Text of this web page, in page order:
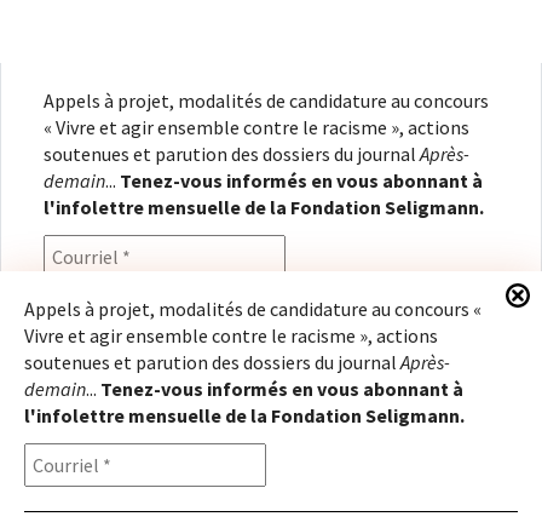
Appels à projet, modalités de candidature au concours
« Vivre et agir ensemble contre le racisme », actions
soutenues et parution des dossiers du journal Après-
demain... Tenez-vous informés en vous abonnant à
l'infolettre mensuelle de la Fondation Seligmann.
En renseignant votre adresse électronique, vous
consentez à recevoir l'infolettre de la Fondation
Seligmann, conformément à notrepolitique de
confidentialité. Il vous sera possible de vous
désabonner à tout moment.
Appels à projet, modalités de candidature au concours «
Vivre et agir ensemble contre le racisme », actions
soutenues et parution des dossiers du journalAprès-
demain... Tenez-vous informés en vous abonnant à
l'infolettre mensuelle de la Fondation Seligmann.